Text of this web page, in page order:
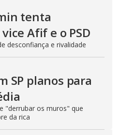
tenta
Afif e o PSD
desconfiança e rivalidade
SP planos para
"derrubar os muros" que
da rica